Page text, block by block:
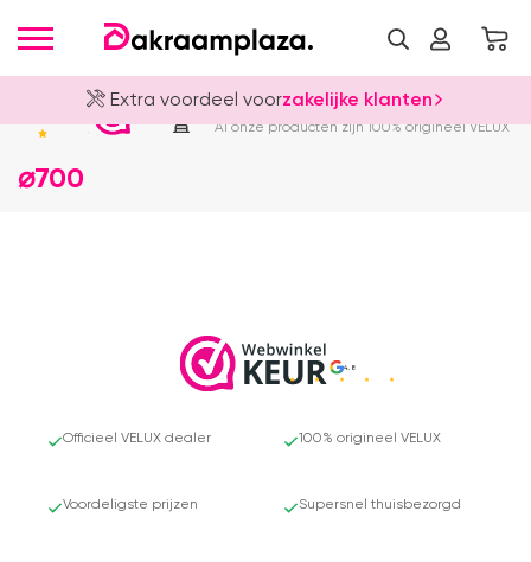
Extra voordeel voorzakelijke klanten
Officieel VELUX Dealer
Al onze producten zijn 100% origineel VELUX
⌀700
4.8
Officieel VELUX dealer 100% origineel VELUX
Voordeligste prijzen Supersnel thuisbezorgd